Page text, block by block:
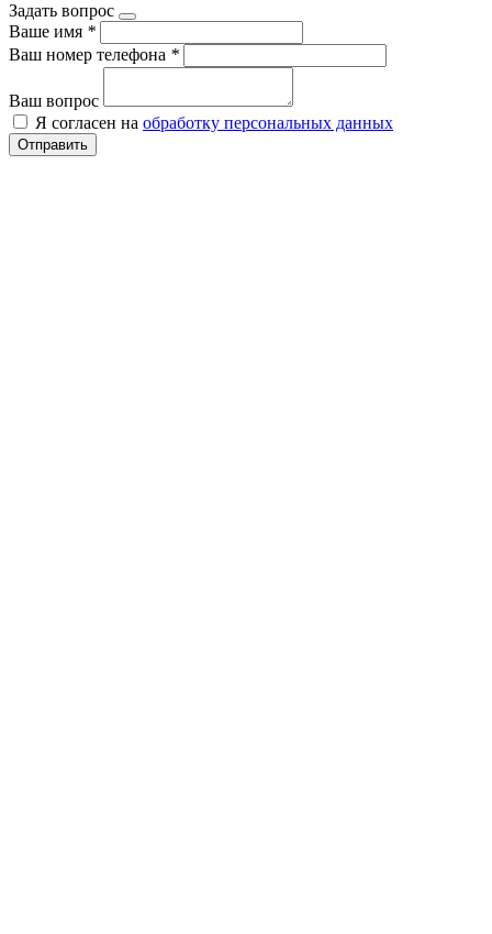
Задать вопрос
Ваше имя *
Ваш номер телефона *
Ваш вопрос
Я согласен на обработку персональных данных
Отправить